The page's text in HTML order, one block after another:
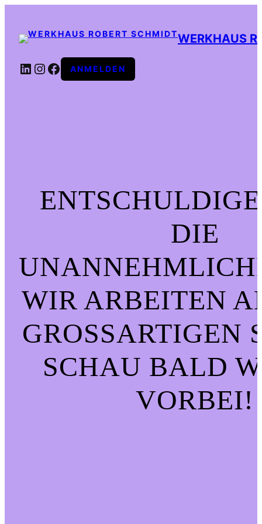
WERKHAUS
LINKEDIN
INSTAGRAM
FACEBOOK
ANMELDEN
DIE
WIR ARBEITEN
GROSSARTIGEN
CHAU BALD
ORBEI!